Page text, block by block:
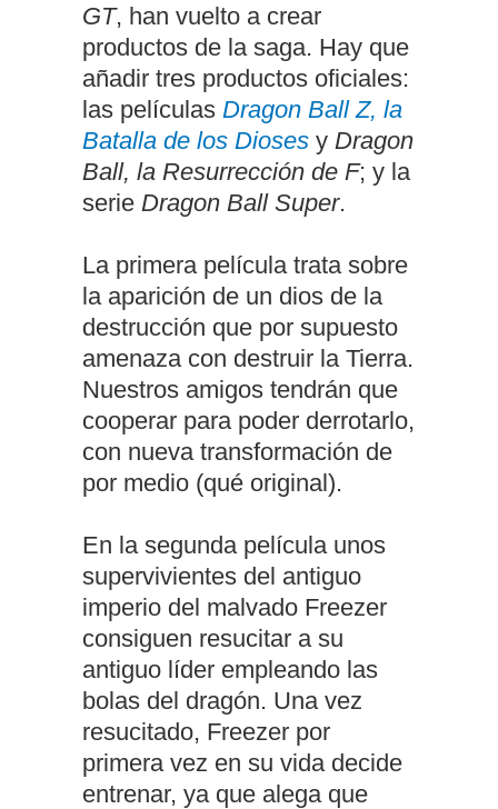
GT, han vuelto a crear
productos de la saga. Hay que
añadir tres productos oficiales:
las películas Dragon Ball Z, la
Batalla de los Dioses y Dragon
Ball, la Resurrección de F; y la
serie Dragon Ball Super.
La primera película trata sobre
la aparición de un dios de la
destrucción que por supuesto
amenaza con destruir la Tierra.
Nuestros amigos tendrán que
cooperar para poder derrotarlo,
con nueva transformación de
por medio (qué original).
En la segunda película unos
supervivientes del antiguo
imperio del malvado Freezer
consiguen resucitar a su
antiguo líder empleando las
bolas del dragón. Una vez
resucitado, Freezer por
primera vez en su vida decide
entrenar, ya que alega que